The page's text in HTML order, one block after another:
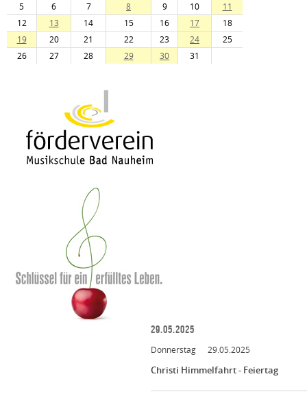
5
6 7 8 9 10
11
12
13 14 15 16 17
18
19
20 21 22 23 24
25
26
27 28 29 30 31
29.05.2025
Donnerstag
29.05.2025
Christi Himmelfahrt - Feiertag